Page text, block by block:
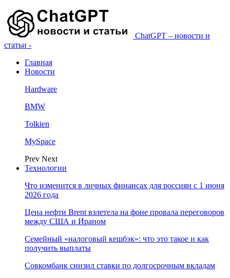
ChatGPT – новости и
статьи -
Главная
Новости
Hardware
BMW
Tolkien
MySpace
Prev Next
Технологии
Что изменится в личных финансах для россиян с 1 июня
2026 года
Цена нефти Brent взлетела на фоне провала переговоров
между США и Ираном
Семейный «налоговый кешбэк»: что это такое и как
получить выплаты
Совкомбанк снизил ставки по долгосрочным вкладам